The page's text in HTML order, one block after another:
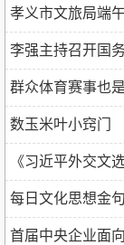
孝义市文旅局端
李强主持召开国
群众体育赛事也
数玉米叶小窍门
《习近平外交文
每日文化思想金
首届中央企业面